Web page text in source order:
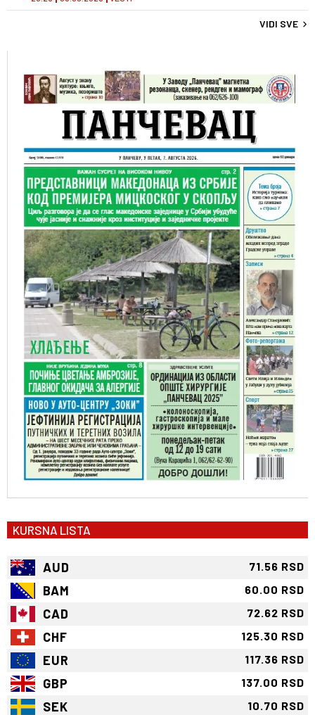
VIDI SVE
KURSNA LISTA
AUD 71.56 RSD
BAM 60.00 RSD
CAD 72.62 RSD
CHF 125.30 RSD
EUR 117.36 RSD
GBP 137.00 RSD
SEK 10.70 RSD